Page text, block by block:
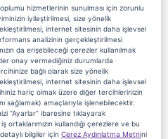
hizmetlerinin sunulması için zorunlu
iyileştirilmesi, size yönelik
internet sitesinin daha işlevsel
analizinin gerçekleştirilmesi
da erişebileceği çerezler kullanılmak
onay vermediğiniz durumlarda
bağlı olarak size yönelik
internet sitesinin daha işlevsel
hariç olmak üzere diğer tercihlerinizin
sağlamak) amaçlarıyla işlenebilecektir.
“Ayarlar” ibaresine tıklayarak
kullandığı çerezlere ve bu
bilgiler için Çerez Aydınlatma Metnini